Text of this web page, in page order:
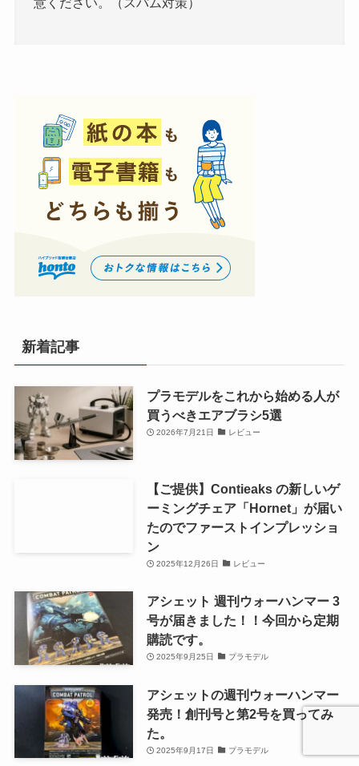
新着記事
プラモデルをこれから始める人が
買うべきエアブラシ5選
2026年7月21日 レビュー
【ご提供】Contieaks の新しいゲ
ーミングチェア「Hornet」が届い
たのでファーストインプレッショ
ン
2025年12月26日 レビュー
アシェット 週刊ウォーハンマー 3
号が届きました！！今回から定期
購読です。
2025年9月25日 プラモデル
アシェットの週刊ウォーハンマー
発売！創刊号と第2号を買ってみ
た。
2025年9月17日 プラモデル